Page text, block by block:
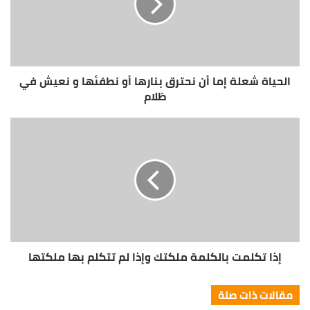
must believe. When you believe, you will succeed.
right!
You should never complain, complaining is a weak
emotion, you got life, we breathing, we blessed.
was easy. Some people can’t handle success, I can. Look
at the sunset, life is amazing, life is beautiful, life is what
you make it. Life is what you make it, so let’s make it.
Great things in business are never done by one
person. They’re done by a team of people.
الحياة شعلة إما أن نحترق بنارها أو نطفئها و نعيش في
ظلام
إذا تكلمت بالكلمة ملكتك وإذا لم تتكلم بها ملكتها
مقالات ذات صلة